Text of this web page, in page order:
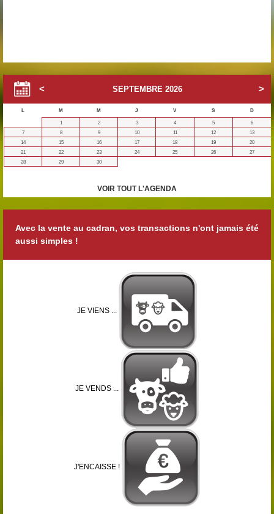
SEPTEMBRE 2026
L M M J V S
D
1
2 3 4 5
6
7
8 9 10 11 12
13
14
15 16 17 18 19
20
21
22 23 24 25 26
27
28
29 30
VOIR TOUT L'AGENDA
Avec la vente au cadran, vos transactions n'ont jamais été
aussi simples !
JE VIENS ...
JE VENDS ...
J'ENCAISSE !